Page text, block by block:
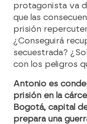
protagonista va
que las
prisión
¿Conseguirá
secuestrada?
con los peligros
Antonio es
prisión en la
Bogotá, capital
prepara una